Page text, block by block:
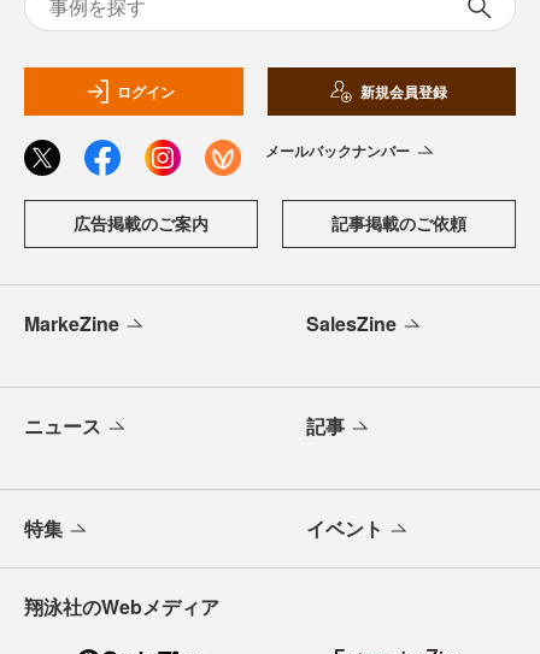
ログイン 新規会員登録
メールバックナンバー
広告掲載のご案内 記事掲載のご依頼
MarkeZine SalesZine
ニュース 記事
特集 イベント
翔泳社のWebメディア